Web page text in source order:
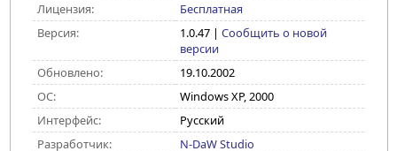
Лицензия:
Бесплатная
Версия:
1.0.47| Сообщить о новой
версии
Обновлено:
19.10.2002
ОС:
Windows XP, 2000
Интерфейс:
Русский
Разработчик:
N-DaW Studio